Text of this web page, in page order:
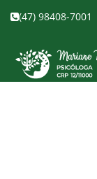
(47) 98408-7001